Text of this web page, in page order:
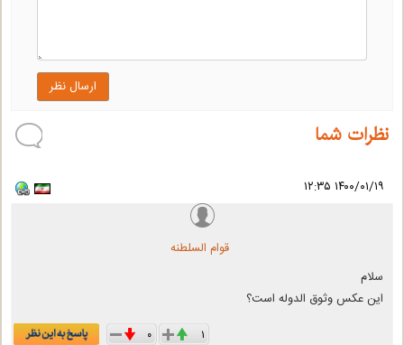
ارسال نظر
نظرات شما
۱۴۰۰/۰۱/۱۹ ۱۲:۳۵
قوام السلطنه
سلام
این عکس وثوق الدوله است؟
۱ ۰